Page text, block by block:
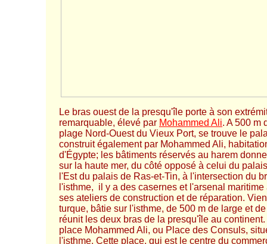
Le bras ouest de la presqu'île porte à son
remarquable, élevé par Mohammed Ali. A 500 m
plage Nord-Ouest du Vieux Port, se trouve le
construit également par Mohammed Ali,
d'Égypte; les bâtiments réservés au harem
sur la haute mer, du côté opposé à celui du
l'Est du palais de Ras-et-Tin, à l'intersection du
l'isthme, il y a des casernes et l'arsenal
ses ateliers de construction et de réparation.
turque, bâtie sur l'isthme, de 500 m de large et
réunit les deux bras de la presqu'île au
place Mohammed Ali, ou Place des Consuls,
l'isthme. Cette place, qui est le centre du